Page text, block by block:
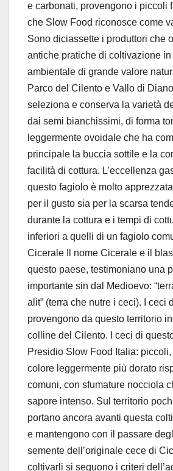
e carbonati, provengono i piccoli
che Slow Food riconosce come
Sono diciassette i produttori che
antiche pratiche di coltivazione
ambientale di grande valore
Parco del Cilento e Vallo di
seleziona e conserva la varietà
dai semi bianchissimi, di forma
leggermente ovoidale che ha
principale la buccia sottile e la
facilità di cottura. L’eccellenza
questo fagiolo è molto
per il gusto sia per la scarsa
durante la cottura e i tempi di
inferiori a quelli di un fagiolo
Cicerale Il nome Cicerale e il
questo paese, testimoniano una
importante sin dal Medioevo:
alit” (terra che nutre i ceci). I ceci
provengono da questo territorio
colline del Cilento. I ceci di
Presidio Slow Food Italia: piccoli,
colore leggermente più dorato
comuni, con sfumature nocciola
sapore intenso. Sul territorio
portano ancora avanti questa
e mantengono con il passare
semente dell’originale cece di
coltivarli si seguono i criteri